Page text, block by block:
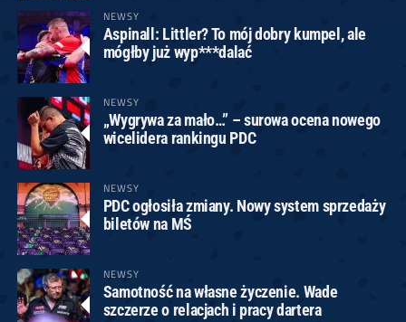
NEWSY
Aspinall: Littler? To mój dobry kumpel, ale
mógłby już wyp***dalać
NEWSY
„Wygrywa za mało…” – surowa ocena nowego
wicelidera rankingu PDC
NEWSY
PDC ogłosiła zmiany. Nowy system sprzedaży
biletów na MŚ
NEWSY
Samotność na własne życzenie. Wade
szczerze o relacjach i pracy dartera